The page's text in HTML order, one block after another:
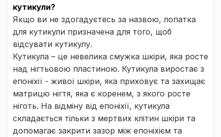
кутикули?
Якщо ви не здогадуєтесь за назвою, лопатка
для кутикули призначена для того, щоб
відсувати кутикулу.
Кутикула – це невелика смужка шкіри, яка росте
над нігтьовою пластиною. Кутикула виростає з
епоніхії - живої шкіри, яка приховує та захищає
матрицю нігтя, яка є коренем, з якого росте
ніготь. На відміну від епоніхії, кутикула
складається тільки з мертвих клітин шкіри та
допомагає закрити зазор між епоніхієм та